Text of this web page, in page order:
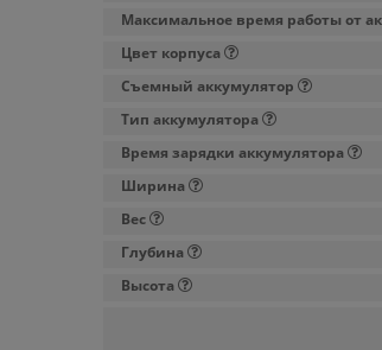
Максимальное время работы от
Цвет корпуса
Съемный аккумулятор
Тип аккумулятора
Время зарядки аккумулятора
Ширина
Вес
Глубина
Высота